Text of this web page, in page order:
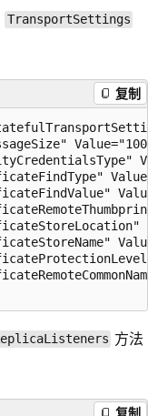
TransportSettings
复制
方法